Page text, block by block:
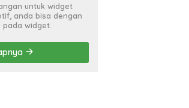
untuk widget
anda bisa dengan
pada widget.